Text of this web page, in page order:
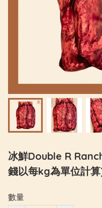
冰鮮Double R
錢以每kg為單位計
數量